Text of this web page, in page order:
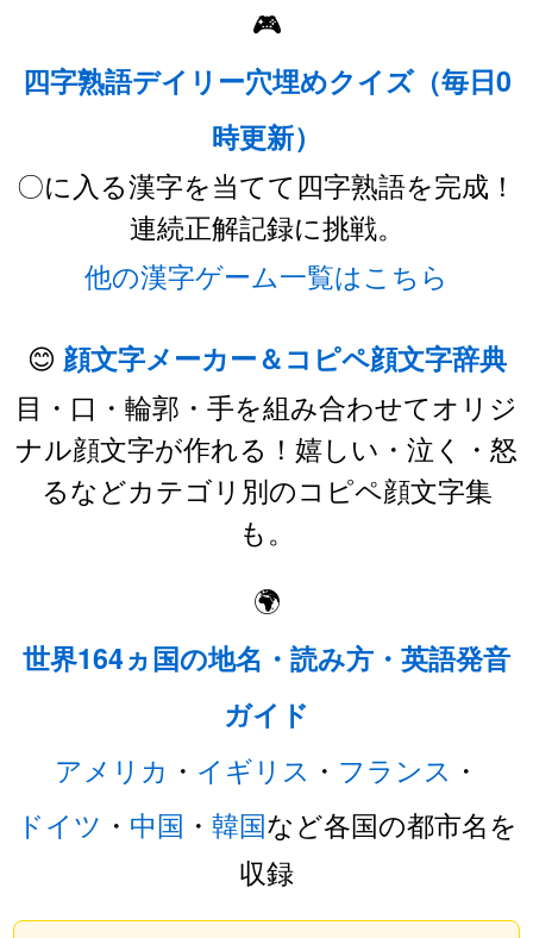
🎮
四字熟語デイリー穴埋めクイズ（毎日0
時更新）
〇に入る漢字を当てて四字熟語を完成！
連続正解記録に挑戦。
他の漢字ゲーム一覧はこちら
😊 顔文字メーカー＆コピペ顔文字辞典
目・口・輪郭・手を組み合わせてオリジ
ナル顔文字が作れる！嬉しい・泣く・怒
るなどカテゴリ別のコピペ顔文字集
も。
🌍
世界164ヵ国の地名・読み方・英語発音
ガイド
アメリカ ・ イギリス ・ フランス ・
ドイツ ・ 中国 ・ 韓国など各国の都市名を
収録